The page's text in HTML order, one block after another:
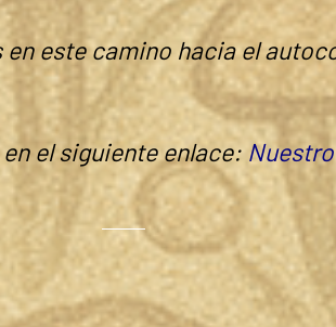
somos
as, biólogo/as,